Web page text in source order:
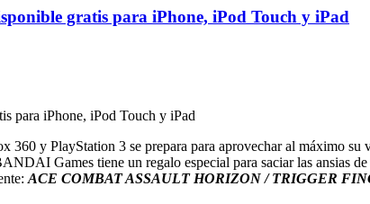
gratis para iPhone, iPod Touch y iPad
360 y PlayStation 3 se prepara para aprovechar al máximo su
Games tiene un regalo especial para saciar las ansias
ACE COMBAT ASSAULT HORIZON / TRIGGER